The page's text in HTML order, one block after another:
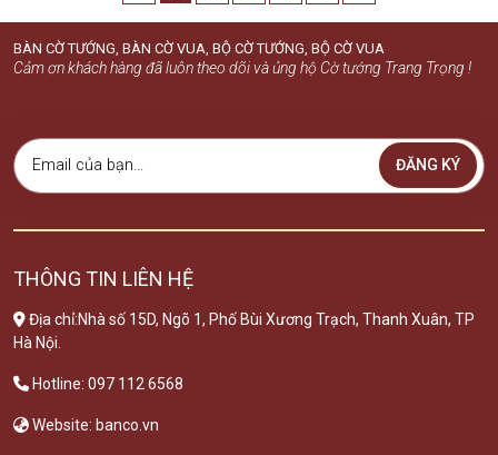
BÀN CỜ TƯỚNG, BÀN CỜ VUA, BỘ CỜ TƯỚNG, BỘ CỜ VUA
Cảm ơn khách hàng đã luôn theo dõi và ủng hộ Cờ tướng Trang Trọng !
ĐĂNG KÝ
THÔNG TIN LIÊN HỆ
Địa chỉ:Nhà số 15D, Ngõ 1, Phố Bùi Xương Trạch, Thanh Xuân, TP
Hà Nội.
Hotline: 097 112 6568
Website: banco.vn